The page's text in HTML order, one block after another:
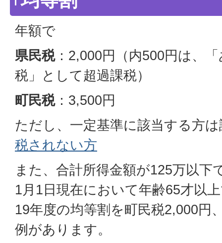
年額で
県民税：2,000円（内500円は、
税」として超過課税）
町民税：3,500円
ただし、一定基準に該当する方
税されない方
また、合計所得金額が125万以下
1月1日現在において年齢65才以
19年度の均等割を町民税2,000円
例があります。